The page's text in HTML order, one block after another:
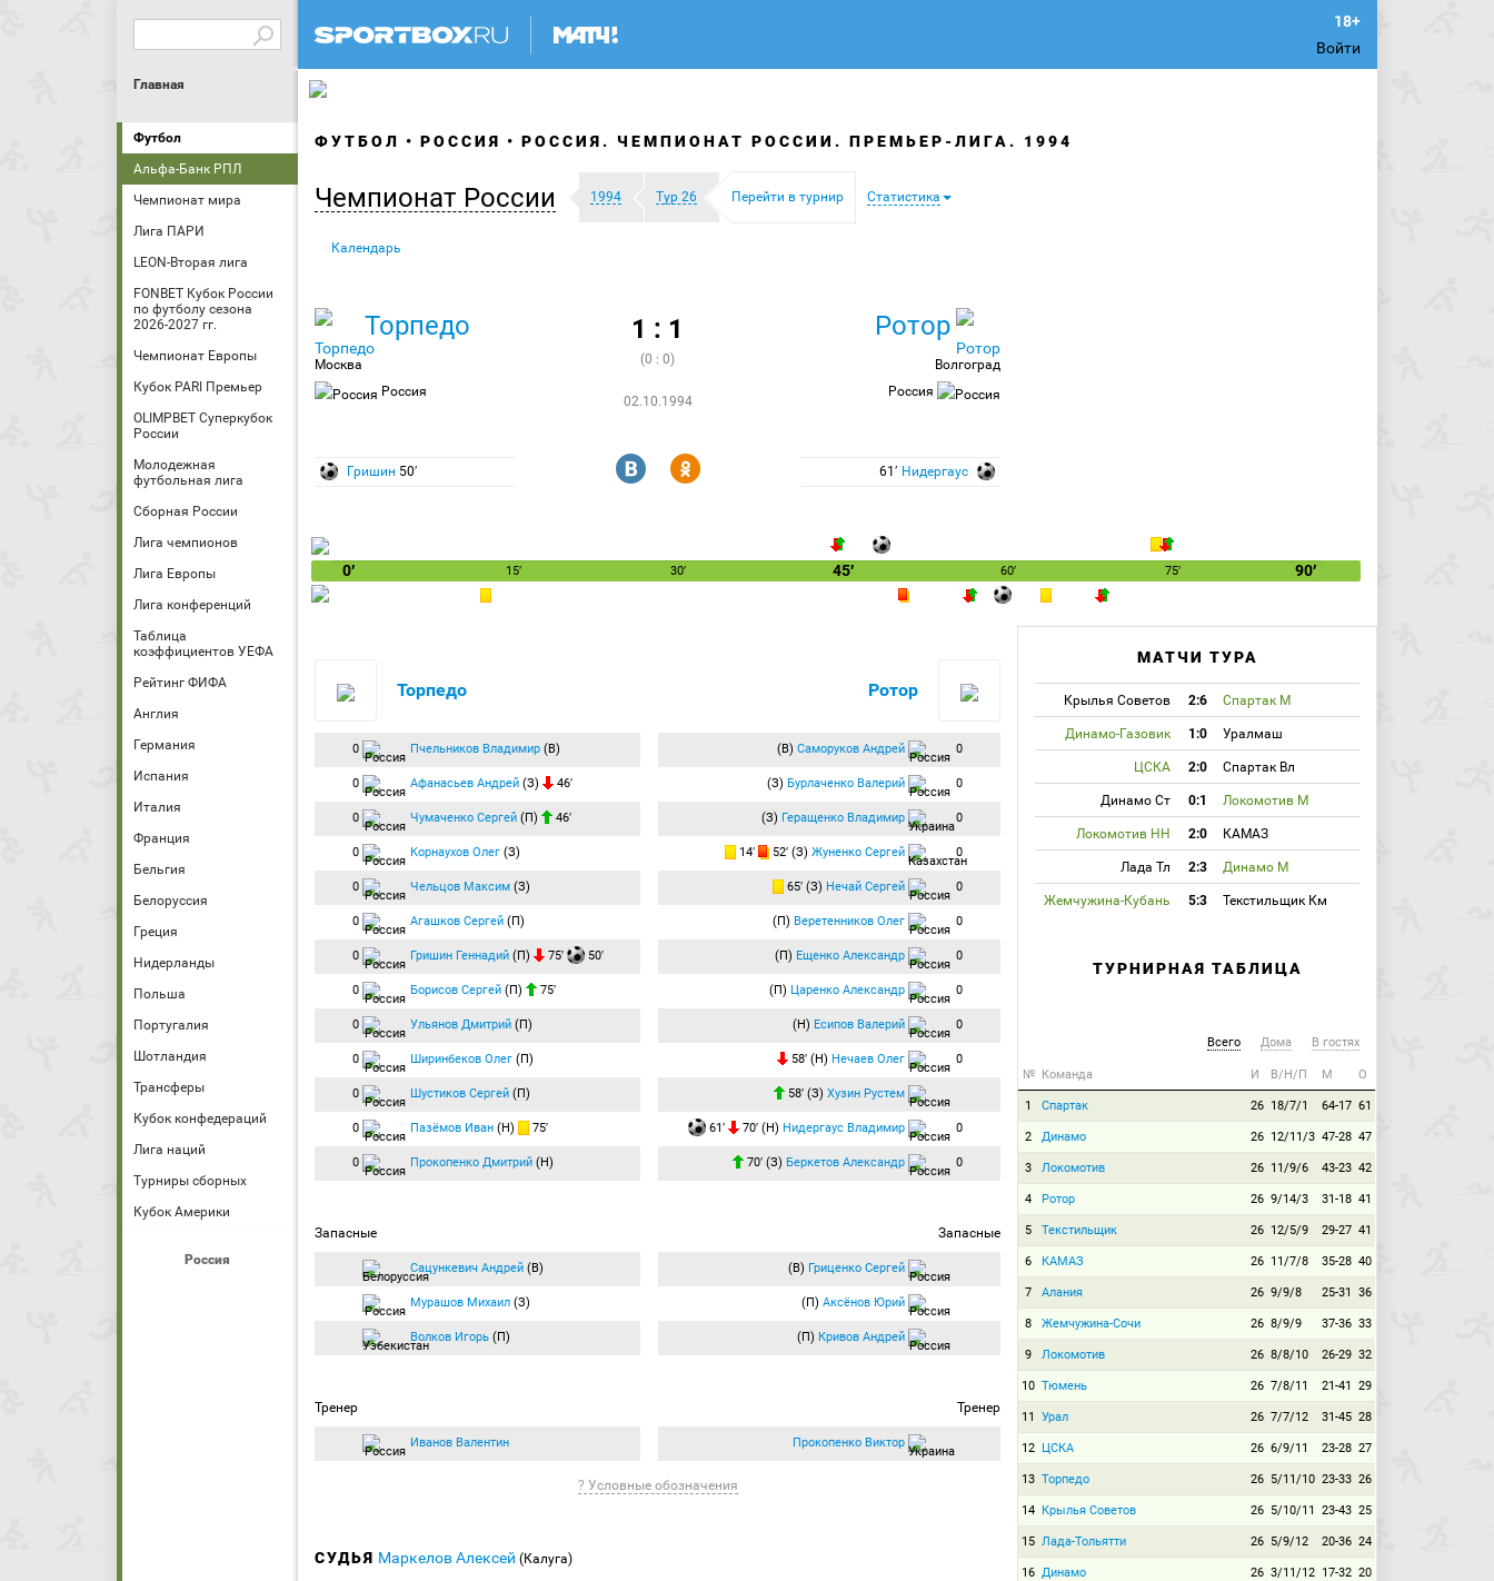
Войти
Главная
Футбол
Альфа-Банк РПЛ
Чемпионат мира
Лига ПАРИ
LEON-Вторая лига
FONBET Кубок России
по футболу сезона
2026-2027 гг.
Чемпионат Европы
Кубок PARI Премьер
OLIMPBET Суперкубок
России
Молодежная
футбольная лига
Сборная России
Лига чемпионов
Лига Европы
Лига конференций
Таблица
коэффициентов УЕФА
Рейтинг ФИФА
Англия
Германия
Испания
Италия
Франция
Бельгия
Белоруссия
Греция
Нидерланды
Польша
Португалия
Шотландия
Трансферы
Кубок конфедераций
Лига наций
Турниры сборных
Кубок Америки
Россия
ФУТБОЛ РОССИЯ РОССИЯ. ЧЕМПИОНАТ РОССИИ. ПРЕМЬЕР-ЛИГА. 1994
Чемпионат России 1994 Тур 26 Перейти в турнир Статистика
Календарь
Торпедо
Москва
Россия
1 : 1
(0 : 0)
02.10.1994
Ротор
Волгоград
Россия
Гришин 50′ R Y 61′ Нидергаус
0′ 15′ 30′ 45′ 60′ 75′ 90′
Торпедо
0 Пчельников Владимир (В)
0 Афанасьев Андрей (З) 46′
0 Чумаченко Сергей (П) 46′
0 Корнаухов Олег (З)
0 Чельцов Максим (З)
0 Агашков Сергей (П)
0 Гришин Геннадий (П) 75′ 50′
0 Борисов Сергей (П) 75′
0 Ульянов Дмитрий (П)
0 Ширинбеков Олег (П)
0 Шустиков Сергей (П)
0 Пазёмов Иван (Н) 75′
0 Прокопенко Дмитрий (Н)
Запасные
Сацункевич Андрей (В)
Мурашов Михаил (З)
Волков Игорь (П)
Тренер
Иванов Валентин
Ротор
(В) Саморуков Андрей 0
(З) Бурлаченко Валерий 0
(З) Геращенко Владимир 0
14′ 52′ (З) Жуненко Сергей 0
65′ (З) Нечай Сергей 0
(П) Веретенников Олег 0
(П) Ещенко Александр 0
(П) Царенко Александр 0
(Н) Есипов Валерий 0
58′ (Н) Нечаев Олег 0
58′ (З) Хузин Рустем
61′ 70′ (Н) Нидергаус Владимир 0
70′ (З) Беркетов Александр 0
Запасные
(В) Гриценко Сергей
(П) Аксёнов Юрий
(П) Кривов Андрей
Тренер
Прокопенко Виктор
? Условные обозначения
СУДЬЯ Маркелов Алексей (Калуга)
МАТЧИ ТУРА
Крылья Советов 2:6 Спартак М
Динамо-Газовик 1:0 Уралмаш
ЦСКА 2:0 Спартак Вл
Динамо Ст 0:1 Локомотив М
Локомотив НН 2:0 КАМАЗ
Лада Тл 2:3 Динамо М
Жемчужина-Кубань 5:3 Текстильщик Км
ТУРНИРНАЯ ТАБЛИЦА
Всего Дома В гостях
№ Команда И В/Н/П М О
1 Спартак 26 18/7/1 64-17 61
2 Динамо 26 12/11/3 47-28 47
3 Локомотив 26 11/9/6 43-23 42
4 Ротор 26 9/14/3 31-18 41
5 Текстильщик 26 12/5/9 29-27 41
6 КАМАЗ 26 11/7/8 35-28 40
7 Алания 26 9/9/8 25-31 36
8 Жемчужина-Сочи 26 8/9/9 37-36 33
9 Локомотив 26 8/8/10 26-29 32
10 Тюмень 26 7/8/11 21-41 29
11 Урал 26 7/7/12 31-45 28
12 ЦСКА 26 6/9/11 23-28 27
13 Торпедо 26 5/11/10 23-33 26
14 Крылья Советов 26 5/10/11 23-43 25
15 Лада-Тольятти 26 5/9/12 20-36 24
16 Динамо 26 3/11/12 17-32 20